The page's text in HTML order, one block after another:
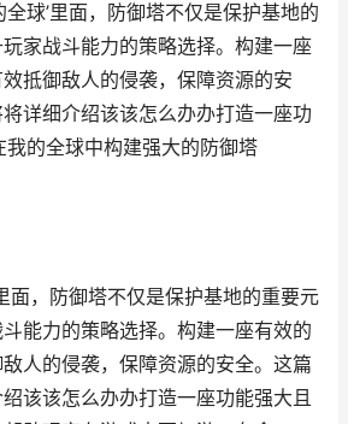
全球’里面，防御塔不仅是保护基地的
家战斗能力的策略选择。构建一座
抵御敌人的侵袭，保障资源的安
详细介绍该该怎么办办打造一座功
的全球中构建强大的防御塔
面，防御塔不仅是保护基地的重要元
能力的策略选择。构建一座有效的
人的侵袭，保障资源的安全。这篇
该该怎么办办打造一座功能强大且